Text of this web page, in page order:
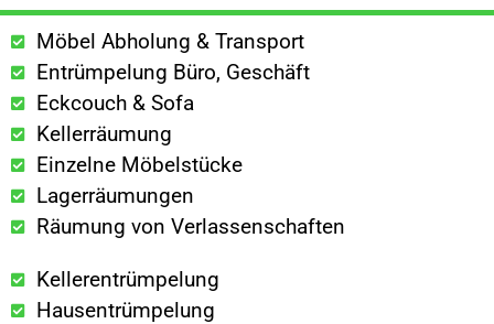
Möbel Abholung & Transport
Entrümpelung Büro, Geschäft
Eckcouch & Sofa
Kellerräumung
Einzelne Möbelstücke
Lagerräumungen
Räumung von Verlassenschaften
Kellerentrümpelung
Hausentrümpelung